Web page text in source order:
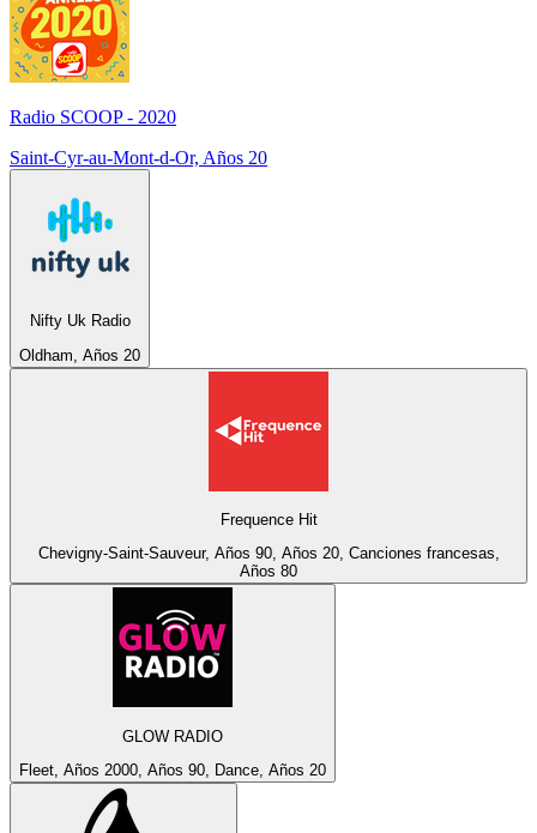
Radio SCOOP - 2020
Saint-Cyr-au-Mont-d-Or, Años 20
Nifty Uk Radio
Oldham, Años 20
Frequence Hit
Chevigny-Saint-Sauveur, Años 90, Años 20, Canciones francesas,
Años 80
GLOW RADIO
Fleet, Años 2000, Años 90, Dance, Años 20